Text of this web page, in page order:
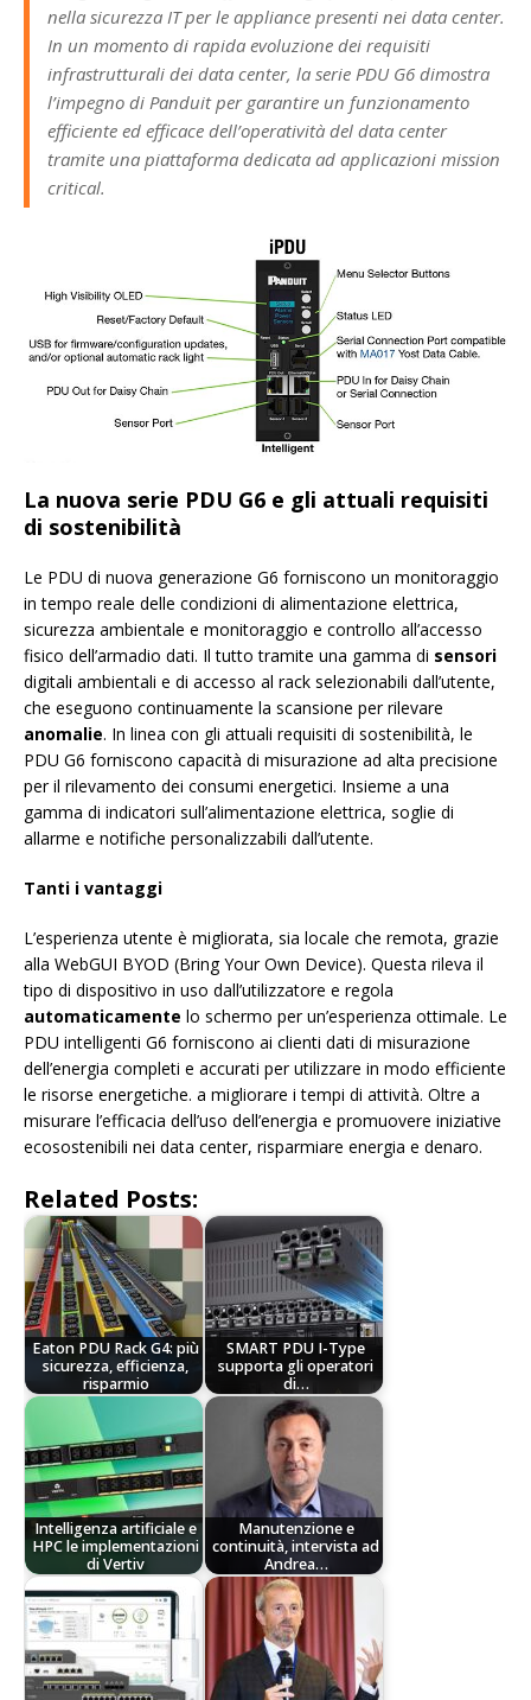
nella sicurezza IT per le appliance presenti nei data center.
In un momento di rapida evoluzione dei requisiti
infrastrutturali dei data center, la serie PDU G6 dimostra
l’impegno di Panduit per garantire un funzionamento
efficiente ed efficace dell’operatività del data center
tramite una piattaforma dedicata ad applicazioni mission
critical.
La nuova serie PDU G6 e gli attuali requisiti
di sostenibilità
Le PDU di nuova generazione G6 forniscono un monitoraggio
in tempo reale delle condizioni di alimentazione elettrica,
sicurezza ambientale e monitoraggio e controllo all’accesso
fisico dell’armadio dati. Il tutto tramite una gamma di sensori
digitali ambientali e di accesso al rack selezionabili dall’utente,
che eseguono continuamente la scansione per rilevare
anomalie. In linea con gli attuali requisiti di sostenibilità, le
PDU G6 forniscono capacità di misurazione ad alta precisione
per il rilevamento dei consumi energetici. Insieme a una
gamma di indicatori sull’alimentazione elettrica, soglie di
allarme e notifiche personalizzabili dall’utente.
Tanti i vantaggi
L’esperienza utente è migliorata, sia locale che remota, grazie
alla WebGUI BYOD (Bring Your Own Device). Questa rileva il
tipo di dispositivo in uso dall’utilizzatore e regola
automaticamente lo schermo per un’esperienza ottimale. Le
PDU intelligenti G6 forniscono ai clienti dati di misurazione
dell’energia completi e accurati per utilizzare in modo efficiente
le risorse energetiche. a migliorare i tempi di attività. Oltre a
misurare l’efficacia dell’uso dell’energia e promuovere iniziative
ecosostenibili nei data center, risparmiare energia e denaro.
Related Posts:
Eaton PDU Rack G4: più
sicurezza, efficienza,
risparmio
SMART PDU I-Type
supporta gli operatori
di…
Intelligenza artificiale e
HPC le implementazioni
di Vertiv
Manutenzione e
continuità, intervista ad
Andrea…